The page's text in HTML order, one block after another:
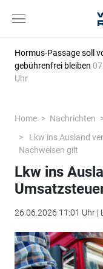
Hormus-Passage soll
gebührenfrei bleiben
Uhr
Home Nachrichten
Lkw ins Ausland
Nachweisen gilt
Lkw ins
26.06.2026 11:01 Uhr |